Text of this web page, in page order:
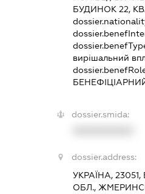
БУДИНОК 22,
вирішальний
dossier.smida:
dossier.address:
УКРАЇНА,
ОБЛ.,